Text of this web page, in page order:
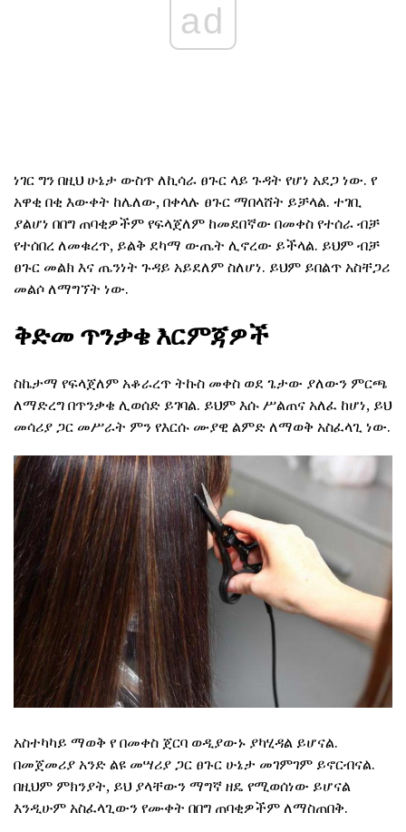
ad
ነገር ግን በዚህ ሁኔታ ውስጥ ለኪሳራ ፀጉር ላይ ጉዳት የሆነ አደጋ ነው. የ
አዋቂ በቂ እውቀት ከሌለው, በቀላሉ ፀጉር ማበላሸት ይቻላል. ተገቢ
ያልሆነ በበግ ጠባቂዎችም የፍላጀለም ከመደበኛው በመቀስ የተሰራ ብቻ
የተሰበረ ለመቁረጥ, ይልቅ ደካማ ውጤት ሊኖረው ይችላል. ይህም ብቻ
ፀጉር መልክ እና ጤንነት ጉዳይ አይደለም ስለሆነ. ይህም ይበልጥ አስቸጋሪ
መልሶ ለማግኘት ነው.
ቅድመ ጥንቃቄ እርምጃዎች
ስኬታማ የፍላጀለም አቆራረጥ ትኩስ መቀስ ወደ ጌታው ያለውን ምርጫ
ለማድረግ በጥንቃቄ ሊወሰድ ይገባል. ይህም እሱ ሥልጠና አለፈ ከሆነ, ይህ
መሳሪያ ጋር መሥራት ምን የእርሱ ሙያዊ ልምድ ለማወቅ አስፈላጊ ነው.
አስተካካይ ማወቅ የ በመቀስ ጀርባ ወዲያውኑ ያካሂዳል ይሆናል.
በመጀመሪያ አንድ ልዩ መሣሪያ ጋር ፀጉር ሁኔታ መገምገም ይኖርብናል.
በዚህም ምክንያት, ይህ ያላቸውን ማግኛ ዘዴ የሚወሰነው ይሆናል
እንዲሁም አስፈላጊውን የሙቀት በበግ ጠባቂዎችም ለማስጠበቅ.